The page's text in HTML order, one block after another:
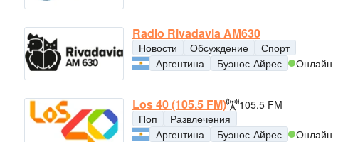
Radio Rivadavia AM630
Новости Обсуждение
Спорт
Аргентина
Буэнос-Айрес Онлайн
Los 40 (105.5 FM)
105.5 FM
Поп
Развлечения
Аргентина
Буэнос-Айрес Онлайн